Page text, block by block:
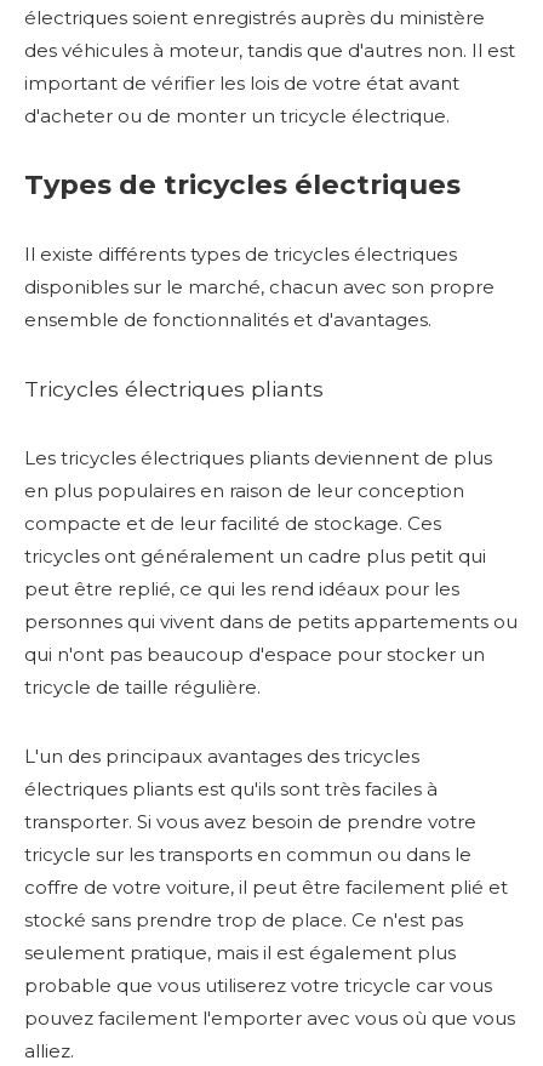
électriques soient enregistrés auprès du ministère
des véhicules à moteur, tandis que d'autres non. Il est
important de vérifier les lois de votre état avant
d'acheter ou de monter un tricycle électrique.
Types de tricycles électriques
Il existe différents types de tricycles électriques
disponibles sur le marché, chacun avec son propre
ensemble de fonctionnalités et d'avantages.
Tricycles électriques pliants
Les tricycles électriques pliants deviennent de plus
en plus populaires en raison de leur conception
compacte et de leur facilité de stockage. Ces
tricycles ont généralement un cadre plus petit qui
peut être replié, ce qui les rend idéaux pour les
personnes qui vivent dans de petits appartements ou
qui n'ont pas beaucoup d'espace pour stocker un
tricycle de taille régulière.
L'un des principaux avantages des tricycles
électriques pliants est qu'ils sont très faciles à
transporter. Si vous avez besoin de prendre votre
tricycle sur les transports en commun ou dans le
coffre de votre voiture, il peut être facilement plié et
stocké sans prendre trop de place. Ce n'est pas
seulement pratique, mais il est également plus
probable que vous utiliserez votre tricycle car vous
pouvez facilement l'emporter avec vous où que vous
alliez.